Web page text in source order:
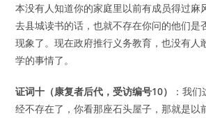
本没有人知道你的家庭里以前有成员得过麻
去县城读书的话，也就不存在你问的他们是
现象了。现在政府推行义务教育，也没有人
学的事情了。
证词十（康复者后代，受访编号10）
：我
经不存在了，你看那座石头屋子，那就是以